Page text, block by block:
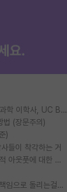
Korea University 수학, 컴퓨터과학 이학사, UC Berkeley 산업공학 대학원 공학박사가 되는 것은 쉽지 않겠죠?
법 (장문주의)
)
들이 착각하는 거
포스텍 억까에 대해 (동문의 학문적 아웃풋에 대한 반박)
왜 후배가 못하는걸 교수님은 내 책임으로 돌리는걸까요?